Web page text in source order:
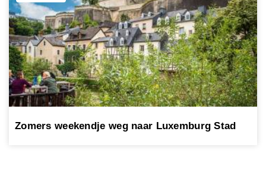
Zomers weekendje weg naar Luxemburg Stad